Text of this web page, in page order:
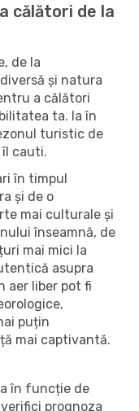
călători de la
de la
și natura
a călători
ta. Ia în
turistic de
cauti.
în timpul
și de o
mai culturale și
înseamnă, de
mai mici la
asupra
aer liber pot fi
puțin
mai captivantă.
în funcție de
prognoza